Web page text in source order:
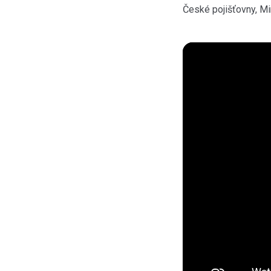
České pojišťovny,